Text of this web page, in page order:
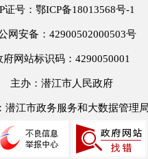
证号：鄂ICP备18013568号-1
网安备：42900502000503号
府网站标识码：4290050001
主办：潜江市人民政府
潜江市政务服务和大数据管理局